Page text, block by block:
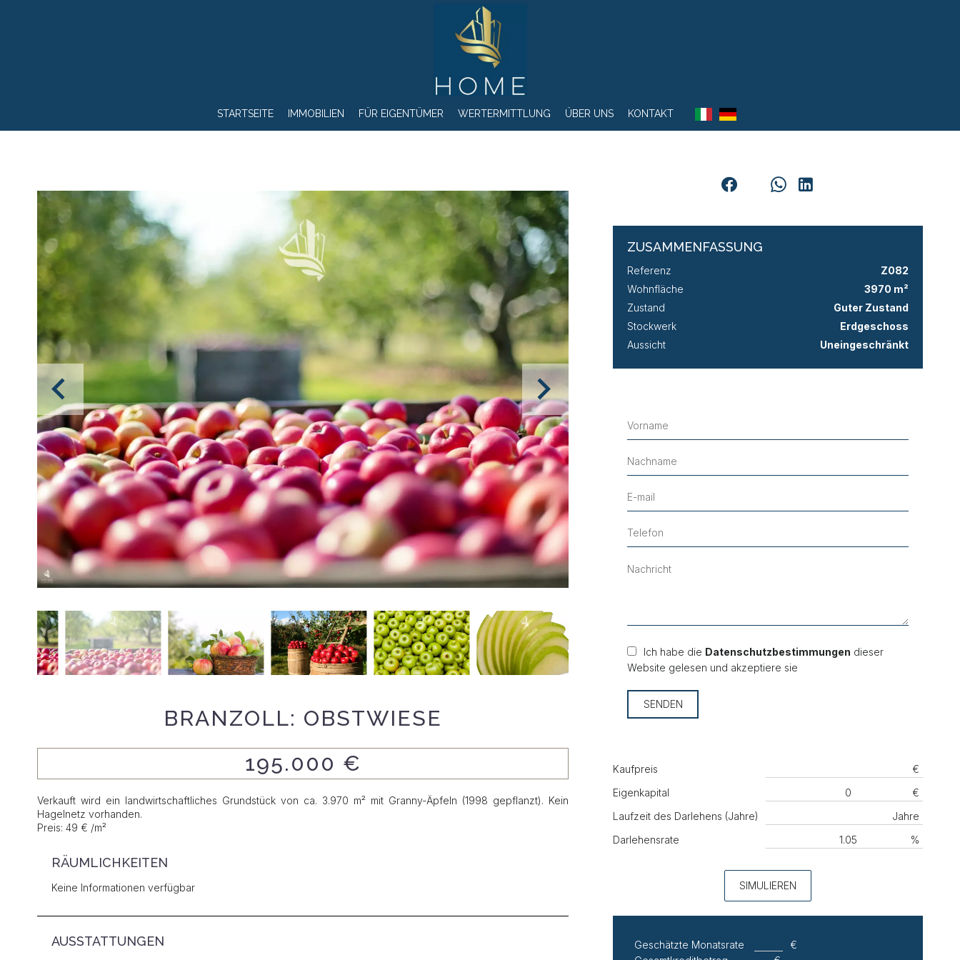
STARTSEITE IMMOBILIEN FÜR EIGENTÜMER WERTERMITTLUNG ÜBER UNS KONTAKT
BRANZOLL: OBSTWIESE
195.000 €
Verkauft wird ein landwirtschaftliches Grundstück von ca. 3.970 m² mit Granny-Äpfeln (1998 gepflanzt). Kein
Hagelnetz vorhanden.
Preis: 49 € /m²
RÄUMLICHKEITEN
Keine Informationen verfügbar
AUSSTATTUNGEN
ZUSAMMENFASSUNG
Referenz
Z082
Wohnfläche
3970 m²
Zustand
Guter Zustand
Stockwerk
Erdgeschoss
Aussicht
Uneingeschränkt
Ich habe die Datenschutzbestimmungen dieser
Website gelesen und akzeptiere sie
SENDEN
Kaufpreis
€
Eigenkapital
€
Laufzeit des Darlehens (Jahre)
Jahre
Darlehensrate
%
SIMULIEREN
Geschätzte Monatsrate
€